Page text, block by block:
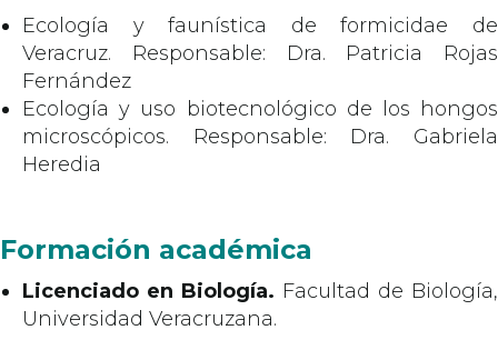
Ecología y faunística de formicidae de
Veracruz. Responsable: Dra. Patricia Rojas
Fernández
Ecología y uso biotecnológico de los hongos
microscópicos. Responsable: Dra. Gabriela
Heredia
Formación académica
Licenciado en Biología. Facultad de Biología,
Universidad Veracruzana.